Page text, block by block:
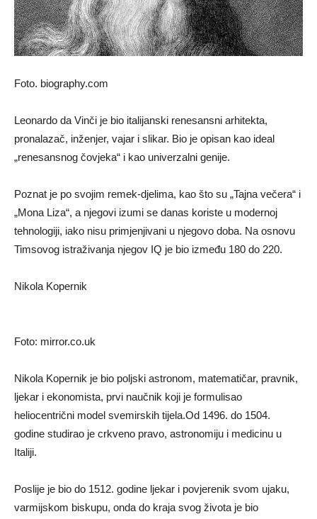
Foto. biography.com
Leonardo da Vinči je bio italijanski renesansni arhitekta,
pronalazač, inženjer, vajar i slikar. Bio je opisan kao ideal
„renesansnog čovjeka“ i kao univerzalni genije.
Poznat je po svojim remek-djelima, kao što su „Tajna večera“ i
„Mona Liza“, a njegovi izumi se danas koriste u modernoj
tehnologiji, iako nisu primjenjivani u njegovo doba. Na osnovu
Timsovog istraživanja njegov IQ je bio između 180 do 220.
Nikola Kopernik
Foto: mirror.co.uk
Nikola Kopernik je bio poljski astronom, matematičar, pravnik,
ljekar i ekonomista, prvi naučnik koji je formulisao
heliocentrični model svemirskih tijela.Od 1496. do 1504.
godine studirao je crkveno pravo, astronomiju i medicinu u
Italiji.
Poslije je bio do 1512. godine ljekar i povjerenik svom ujaku,
varmijskom biskupu, onda do kraja svog života je bio